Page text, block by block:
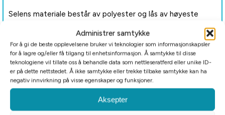
Administrer samtykke
For å gi de beste opplevelsene bruker vi teknologier som informasjonskapsler
for å lagre og/eller få tilgang til enhetsinformasjon. Å samtykke til disse
teknologiene vil tillate oss å behandle data som nettleseratferd eller unike ID-
er på dette nettstedet. Å ikke samtykke eller trekke tilbake samtykke kan ha
negativ innvirkning på visse egenskaper og funksjoner.
Aksepter
Selens materiale består av polyester og lås av høyeste
å unngå allergiske reaksjoner. Kan vaskes på 40 grader,
gjerne i vaskepose. Må ikke tørkes i tørketrommel.
Selen kommer i følgende størrelser:
XXS: <37 cm
XS: 38 – 46 cm brystomfang
S: 47 – 55 cm brystomfang